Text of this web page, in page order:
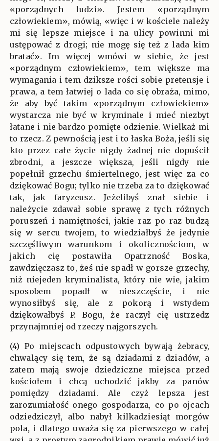
«porządnych ludzi». Jestem «porządnym
człowiekiem», mówią, «więc i w kościele należy
mi się lepsze miejsce i na ulicy powinni mi
ustępować z drogi; nie mogę się też z lada kim
bratać». Im więcej wmówi w siebie, że jest
«porządnym człowiekiem», tem większe ma
wymagania i tem dziksze rości sobie pretensje i
prawa, a tem łatwiej o lada co się obraża, mimo,
że aby być takim «porządnym człowiekiem»
wystarcza nie być w kryminale i mieć niezbyt
łatane i nie bardzo pomięte odzienie. Wielkaż mi
to rzecz. Z pewnością jest i to łaska Boża, jeśli się
kto przez całe życie nigdy żadnej nie dopuścił
zbrodni, a jeszcze większa, jeśli nigdy nie
popełnił grzechu śmiertelnego, jest więc za co
dziękować Bogu; tylko nie trzeba za to dziękować
tak, jak faryzeusz. Jeżelibyś znał siebie i
należycie zdawał sobie sprawę z tych różnych
poruszeń i namiętności, jakie raz po raz budzą
się w sercu twojem, to wiedziałbyś że jedynie
szczęśliwym warunkom i okolicznościom, w
jakich cię postawiła Opatrzność Boska,
zawdzięczasz to, żeś nie spadł w gorsze grzechy,
niż niejeden kryminalista, który nie wie, jakim
sposobem popadł w nieszczęście, i nie
wynosiłbyś się, ale z pokorą i wstydem
dziękowałbyś P. Bogu, że raczył cię ustrzedz
przynajmniej od rzeczy najgorszych.
(4) Po miejscach odpustowych bywają żebracy,
chwalący się tem, że są dziadami z dziadów, a
zatem mają swoje dziedziczne miejsca przed
kościołem i chcą uchodzić jakby za panów
pomiędzy dziadami. Ale czyż lepsza jest
zarozumiałość onego gospodarza, co po ojcach
odziedziczył, albo nabył kilkadziesiąt morgów
pola, i dlatego uważa się za pierwszego w całej